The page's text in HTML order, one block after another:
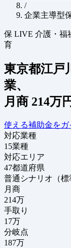
/
企業主導型
保 LIVE 介護・福
育
東京都江戸
業、
月商 214万
使える補助金をガ
対応業種
15業種
対応エリア
47都道府県
普通シナリオ（標
月商
214万
手取り
17万
分岐点
187万